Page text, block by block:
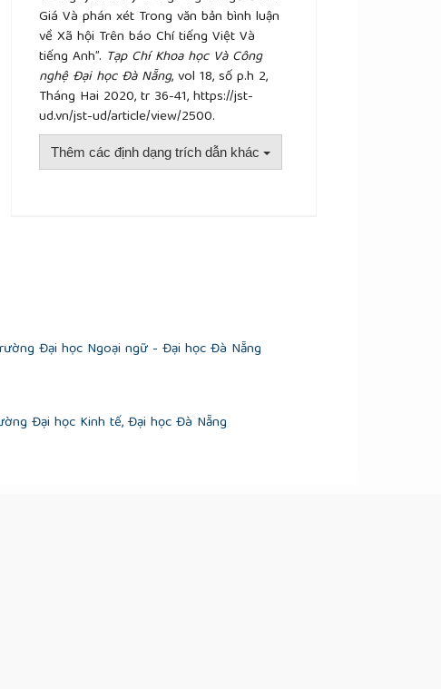
Giá Và phán xét Trong văn bản bình luận
về Xã hội Trên báo Chí tiếng Việt Và
tiếng Anh”. Tạp Chí Khoa học Và Công
nghệ Đại học Đà Nẵng, vol 18, số p.h 2,
Tháng Hai 2020, tr 36-41, https://jst-
ud.vn/jst-ud/article/view/2500.
Thêm các định dạng trích dẫn khác
Đại học Ngoại ngữ - Đại học Đà Nẵng
Đại học Kinh tế, Đại học Đà Nẵng